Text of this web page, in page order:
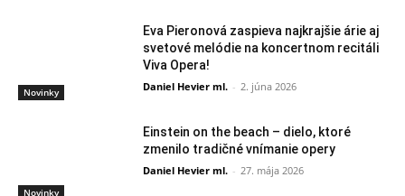
Novinky
Eva Pieronová zaspieva najkrajšie árie aj
svetové melódie na koncertnom recitáli
Viva Opera!
Daniel Hevier ml. - 2. júna 2026
Novinky
Einstein on the beach – dielo, ktoré
zmenilo tradičné vnímanie opery
Daniel Hevier ml. - 27. mája 2026